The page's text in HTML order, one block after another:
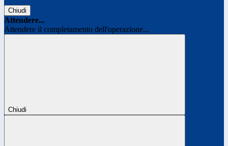
Chiudi
Attendere...
Attendere il completamento dell'operazione...
Chiudi